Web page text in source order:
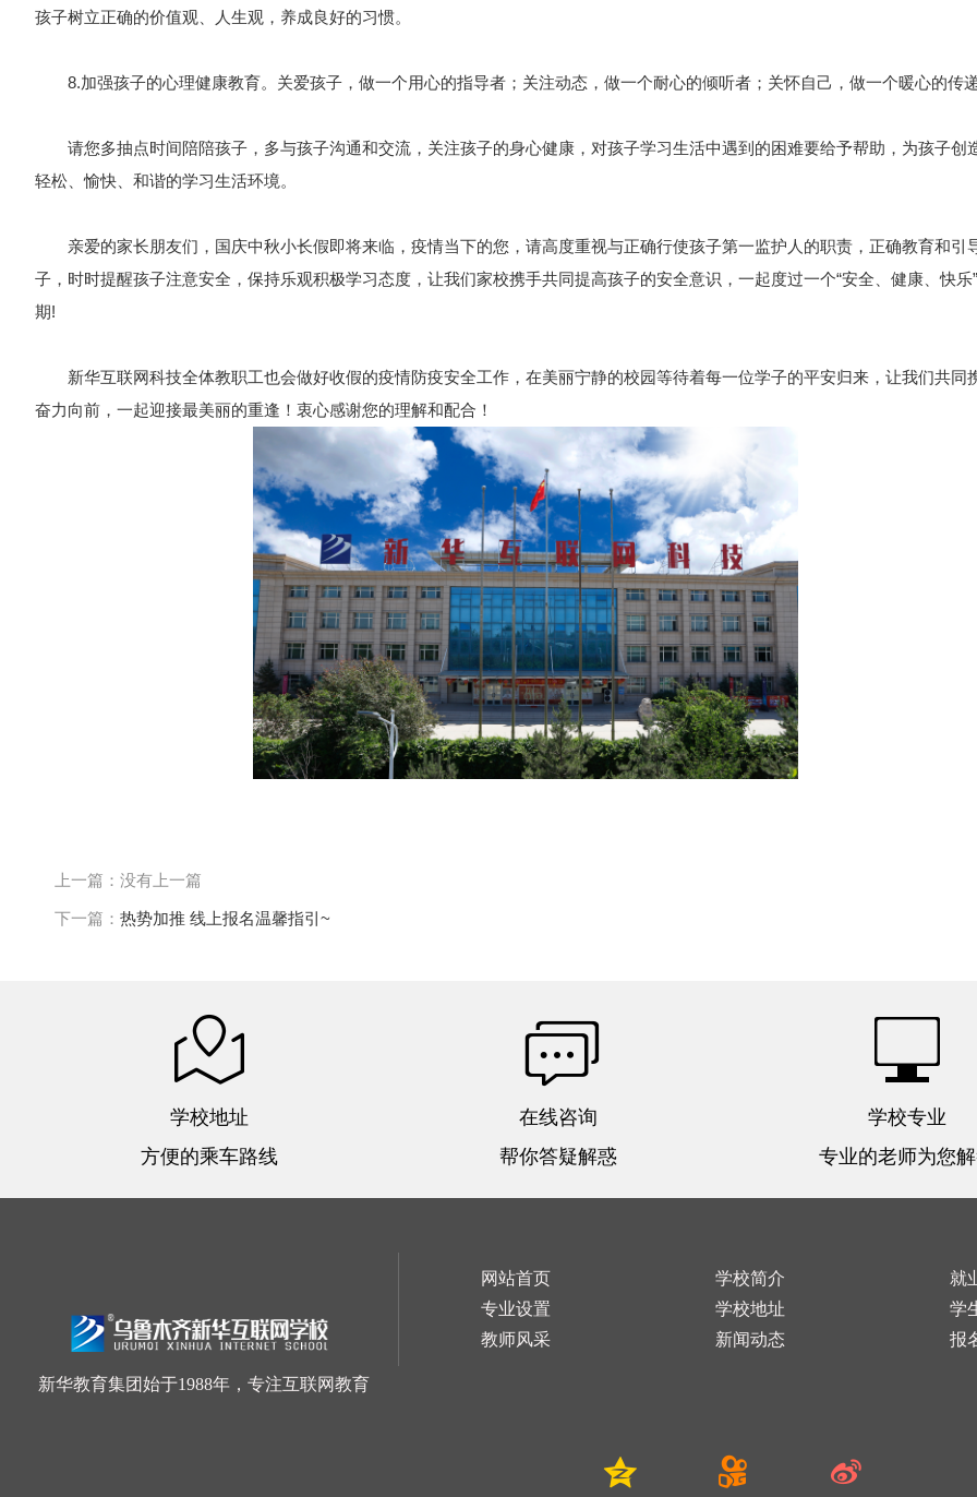
孩子树立正确的价值观、人生观，养成良好的习惯。
8.加强孩子的心理健康教育。关爱孩子，做一个用心的指导者；关注动态，做一个耐心的倾听者；关怀自己，做一个暖心的传递
请您多抽点时间陪陪孩子，多与孩子沟通和交流，关注孩子的身心健康，对孩子学习生活中遇到的困难要给予帮助，为孩子创
轻松、愉快、和谐的学习生活环境。
亲爱的家长朋友们，国庆中秋小长假即将来临，疫情当下的您，请高度重视与正确行使孩子第一监护人的职责，正确教育和引
子，时时提醒孩子注意安全，保持乐观积极学习态度，让我们家校携手共同提高孩子的安全意识，一起度过一个“安全、健康、快乐
期!
新华互联网科技全体教职工也会做好收假的疫情防疫安全工作，在美丽宁静的校园等待着每一位学子的平安归来，让我们共同
奋力向前，一起迎接最美丽的重逢！衷心感谢您的理解和配合！
上一篇：没有上一篇
下一篇： 热势加推 线上报名温馨指引~
学校地址
方便的乘车路线
在线咨询
帮你答疑解惑
学校专业
专业的老师为您
新华教育集团始于1988年，专注互联网教育
网站首页
专业设置
教师风采
学校简介
学校地址
新闻动态
就
学
报